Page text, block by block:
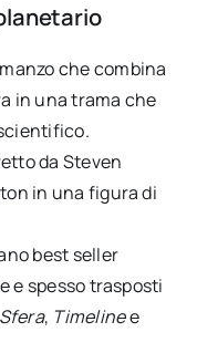
che combina
in una trama che
da Steven
in una figura di
best seller
e spesso trasposti
Sfera, Timelinee